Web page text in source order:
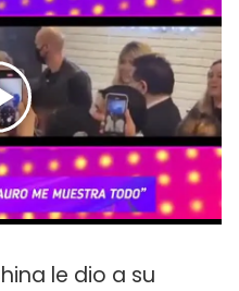
le dio a su